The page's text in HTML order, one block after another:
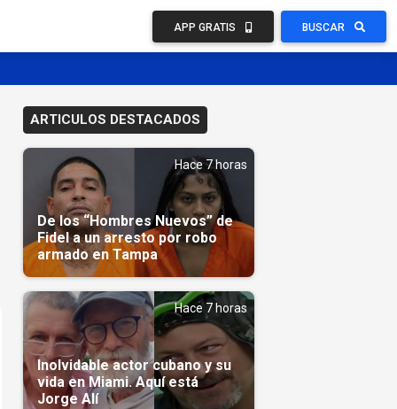
APP GRATIS BUSCAR
ARTICULOS DESTACADOS
Hace 7 horas
De los “Hombres Nuevos” de
Fidel a un arresto por robo
armado en Tampa
Hace 7 horas
Inolvidable actor cubano y su
vida en Miami. Aquí está
Jorge Alí